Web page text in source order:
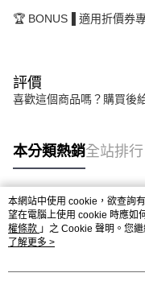
🏆 BONUS▐ 適用折價券
評價
喜歡這個商品嗎？購買後
本分類熱銷全站排行
熱門標籤
本網站中使用 cookie，欲查詢
望在電腦上使用 cookie 時應如
權條款 」之 Cookie 聲明。您
用條款之 Cookie 聲明使用
了解更多 >